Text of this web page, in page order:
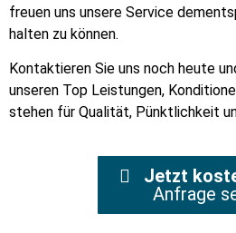
freuen uns unsere Service
halten zu können.
Kontaktieren Sie uns noch heute
unseren Top Leistungen,
stehen für Qualität, Pünktlichkeit
Jetzt
Anfrage